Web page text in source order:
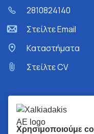
2810824140
Στείλτε Email
Kαταστήματα
Στείλτε CV
Χρησιμοποιούμε